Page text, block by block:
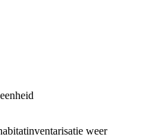
weer